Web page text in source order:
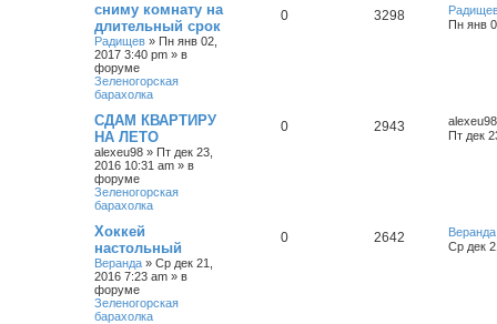
сниму комнату на
длительный срок
Радищев » Пн янв 02,
2017 3:40 pm » в
форуме
Зеленогорская
барахолка
0 3298
Пн янв
СДАМ КВАРТИРУ
НА ЛЕТО
alexeu98 » Пт дек 23,
2016 10:31 am » в
форуме
Зеленогорская
барахолка
0 2943
alexeu98
Пт дек
Хоккей
настольный
Веранда » Ср дек 21,
2016 7:23 am » в
форуме
Зеленогорская
барахолка
0 2642
Веранда
Ср дек